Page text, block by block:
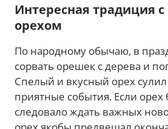
Интересная традиция
орехом
По народному обычаю, в
сорвать орешек с дерева и
Спелый и вкусный орех сулил
приятные события. Если
следовало ждать важных